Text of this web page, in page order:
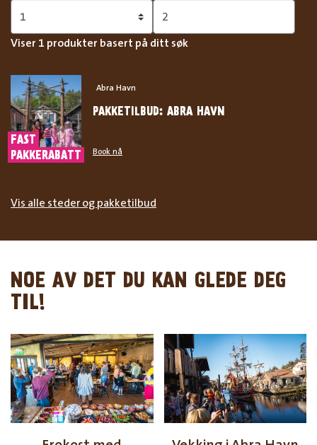
Viser 1 produkter basert på ditt søk
FAST
PAKKERABATT
PAKKETILBUD: ABRA HAVN
Abra Havn
Book nå
Vis alle steder og pakketilbud
NOE AV DET DU KAN GLEDE DEG
TIL!